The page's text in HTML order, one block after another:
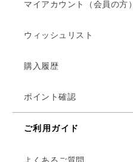
マイアカウント（会員の方）
ウィッシュリスト
購入履歴
ポイント確認
ご利用ガイド